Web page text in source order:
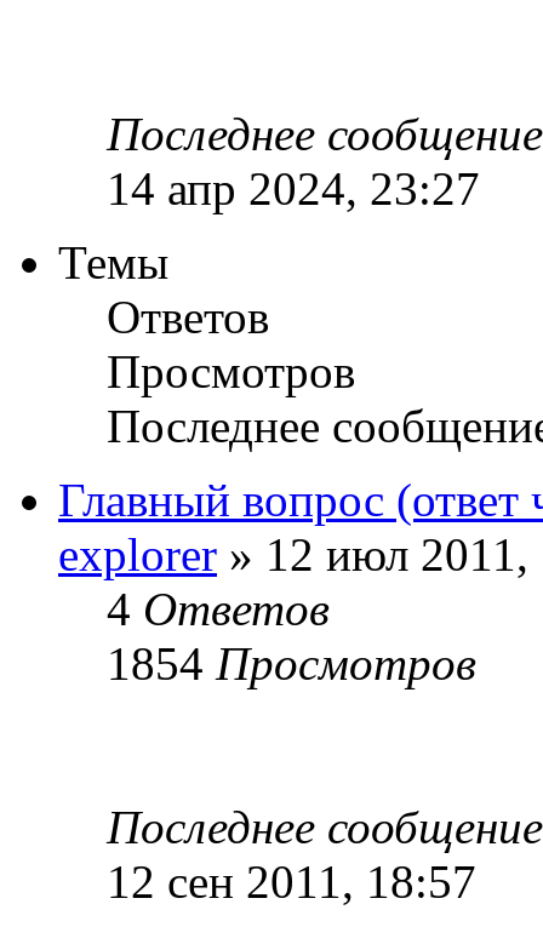
Последнее
14 апр 2024, 23:27
Темы
Ответов
Просмотров
Последнее
Главный вопрос (ответ
explorer » 12 июл 2011,
4 Ответов
1854 Просмотров
Последнее
12 сен 2011, 18:57